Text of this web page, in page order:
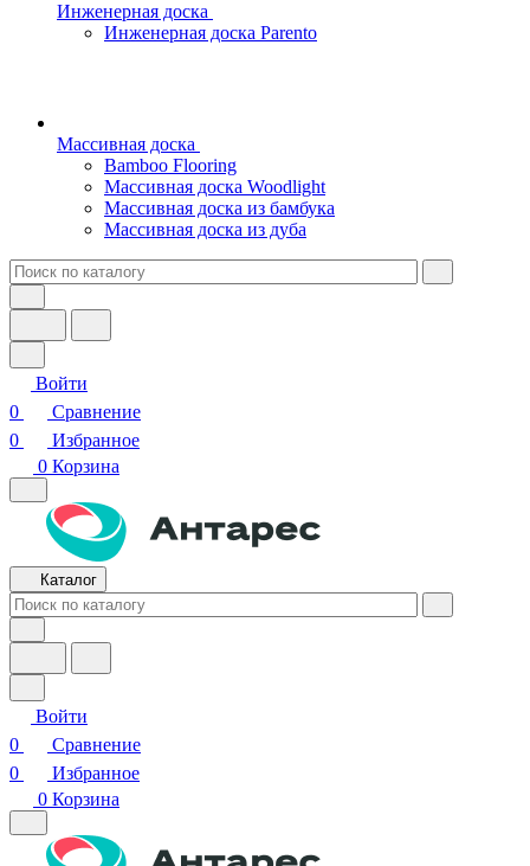
Инженерная доска
Инженерная доска Parento
Массивная доска
Bamboo Flooring
Массивная доска Woodlight
Массивная доска из бамбука
Массивная доска из дуба
Войти
0
Сравнение
0
Избранное
0 Корзина
Каталог
Войти
0
Сравнение
0
Избранное
0 Корзина